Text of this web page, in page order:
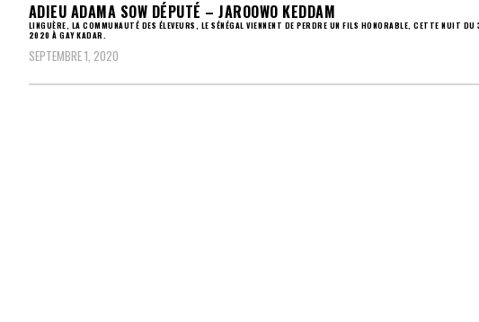
ADIEU ADAMA SOW DÉPUTÉ – JAROOWO KEDDAM
LINGUÈRE, LA COMMUNAUTÉ DES ÉLEVEURS, LE SÉNÉGAL VIENNENT DE PERDRE UN FILS HONORABLE, CETTE NUIT
2020 À GAY KADAR.
SEPTEMBRE 1, 2020